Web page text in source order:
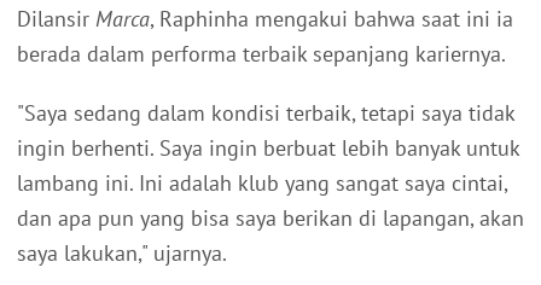
Dilansir Marca, Raphinha mengakui bahwa saat ini ia
berada dalam performa terbaik sepanjang kariernya.
"Saya sedang dalam kondisi terbaik, tetapi saya tidak
ingin berhenti. Saya ingin berbuat lebih banyak untuk
lambang ini. Ini adalah klub yang sangat saya cintai,
dan apa pun yang bisa saya berikan di lapangan, akan
saya lakukan," ujarnya.